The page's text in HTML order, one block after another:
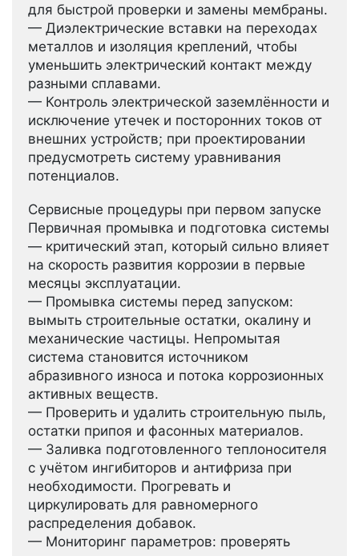
для быстрой проверки и замены мембраны.
— Диэлектрические вставки на переходах
металлов и изоляция креплений, чтобы
уменьшить электрический контакт между
разными сплавами.
— Контроль электрической заземлённости и
исключение утечек и посторонних токов от
внешних устройств; при проектировании
предусмотреть систему уравнивания
потенциалов.
Сервисные процедуры при первом запуске
Первичная промывка и подготовка системы
— критический этап, который сильно влияет
на скорость развития коррозии в первые
месяцы эксплуатации.
— Промывка системы перед запуском:
вымыть строительные остатки, окалину и
механические частицы. Непромытая
система становится источником
абразивного износа и потока коррозионных
активных веществ.
— Проверить и удалить строительную пыль,
остатки припоя и фасонных материалов.
— Заливка подготовленного теплоносителя
с учётом ингибиторов и антифриза при
необходимости. Прогревать и
циркулировать для равномерного
распределения добавок.
— Мониторинг параметров: проверять